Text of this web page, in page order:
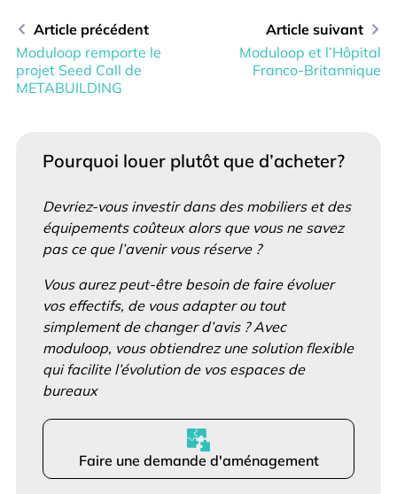
Article précédent
Moduloop remporte le
projet Seed Call de
METABUILDING
Article suivant
Moduloop et l’Hôpital
Franco-Britannique
Pourquoi louer plutôt que d’acheter?
Devriez-vous investir dans des mobiliers et des
équipements coûteux alors que vous ne savez
pas ce que l’avenir vous réserve ?
Vous aurez peut-être besoin de faire évoluer
vos effectifs, de vous adapter ou tout
simplement de changer d’avis ? Avec
moduloop, vous obtiendrez une solution flexible
qui facilite l’évolution de vos espaces de
bureaux
Faire une demande d'aménagement